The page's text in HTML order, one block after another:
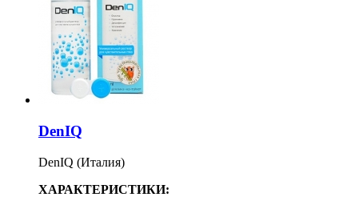
DenIQ
DenIQ (Италия)
ХАРАКТЕРИСТИКИ: